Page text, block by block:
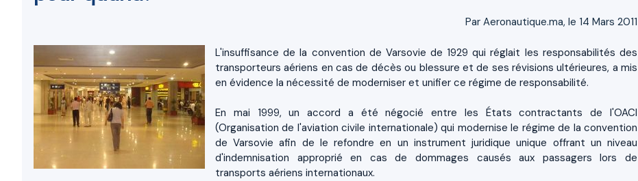
Par Aeronautique.ma, le 14 Mars 2011
L'insuffisance de la convention de Varsovie de 1929 qui réglait les responsabilités des
transporteurs aériens en cas de décès ou blessure et de ses révisions ultérieures, a mis
en évidence la nécessité de moderniser et unifier ce régime de responsabilité.
En mai 1999, un accord a été négocié entre les États contractants de l'OACI
(Organisation de l'aviation civile internationale) qui modernise le régime de la convention
de Varsovie afin de le refondre en un instrument juridique unique offrant un niveau
d'indemnisation approprié en cas de dommages causés aux passagers lors de
transports aériens internationaux.